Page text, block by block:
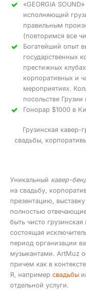
«GEORGIA
исполняющий
правильным
(повторимся все
Богатейший опыт
государственных
престижных
корпоративных и
мероприятиях.
посольстве Грузии
Гонорар $1000 в
Грузинская кавер-
свадьбы,
Уникальный кавер-
на свадьбу,
презентацию,
полностью
быть чисто
состоящая
период организации
музыкантами. ArtMuz
причем как в
Я, например свадьбы
отдельной услуги.